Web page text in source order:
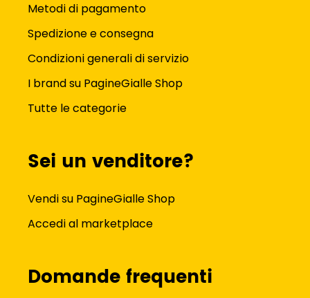
Metodi di pagamento
Spedizione e consegna
Condizioni generali di servizio
I brand su PagineGialle Shop
Tutte le categorie
Sei un venditore?
Vendi su PagineGialle Shop
Accedi al marketplace
Domande frequenti